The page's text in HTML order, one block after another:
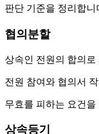
판단 기준을 정리합니
협의분할
상속인 전원의 합의
전원 참여와 협의서
무효를 피하는 요건을
상속등기